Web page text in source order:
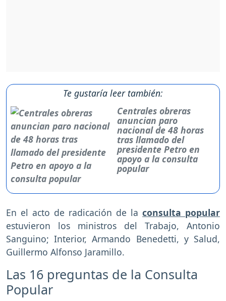
Te gustaría leer también:
Centrales obreras
anuncian paro
nacional de 48 horas
tras llamado del
presidente Petro en
apoyo a la consulta
popular
En el acto de radicación de la consulta popular
estuvieron los ministros del Trabajo, Antonio
Sanguino; Interior, Armando Benedetti, y Salud,
Guillermo Alfonso Jaramillo.
Las 16 preguntas de la Consulta
Popular